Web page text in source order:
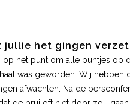
jullie het gingen
het punt om alle puntjes op
was geworden. Wij hebben
afwachten. Na de